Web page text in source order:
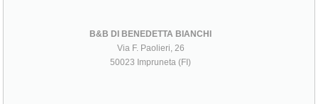
B&B DI BENEDETTA BIANCHI
Via F. Paolieri, 26
50023 Impruneta (FI)